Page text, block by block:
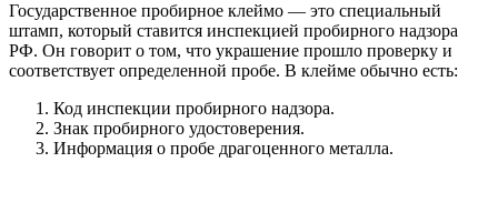
Государственное пробирное клеймо — это специальный
штамп, который ставится инспекцией пробирного надзора
РФ. Он говорит о том, что украшение прошло проверку и
соответствует определенной пробе. В клейме обычно есть:
Код инспекции пробирного надзора.
Знак пробирного удостоверения.
Информация о пробе драгоценного металла.